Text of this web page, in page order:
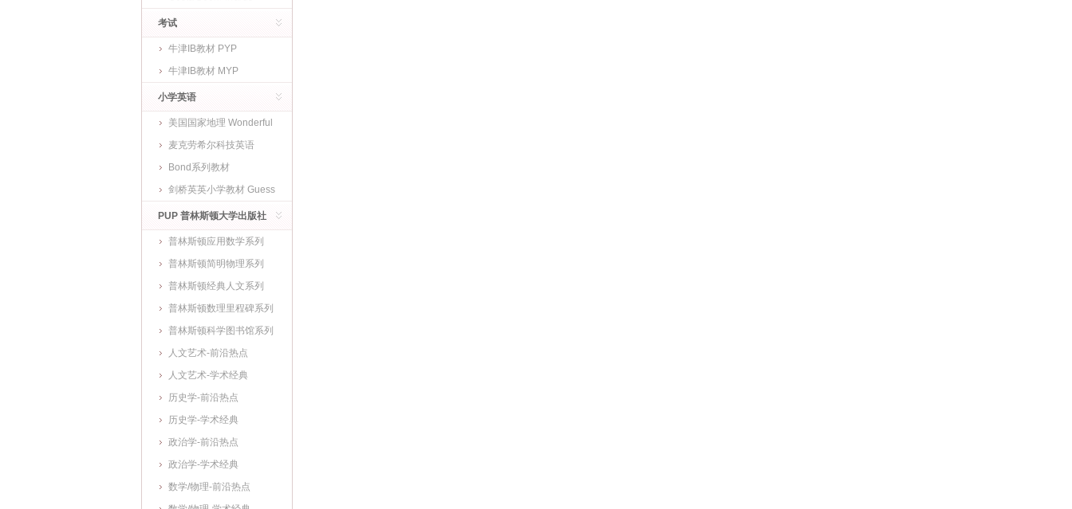
考试
牛津IB教材 PYP
牛津IB教材 MYP
小学英语
美国国家地理 Wonderful
World
麦克劳希尔科技英语
Bond系列教材
剑桥英英小学教材 Guess
What
PUP 普林斯顿大学出版社
普林斯顿应用数学系列
普林斯顿简明物理系列
普林斯顿经典人文系列
普林斯顿数理里程碑系列
普林斯顿科学图书馆系列
人文艺术-前沿热点
人文艺术-学术经典
历史学-前沿热点
历史学-学术经典
政治学-前沿热点
政治学-学术经典
数学/物理-前沿热点